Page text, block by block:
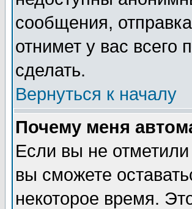
сообщения,
отнимет у вас всего
сделать.
Вернуться к началу
Почему меня
Если вы не
вы сможете
некоторое время.